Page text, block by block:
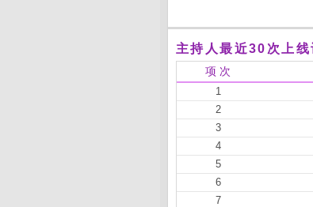
主持人最近30次上线
项 次
1
2
3
4
5
6
7